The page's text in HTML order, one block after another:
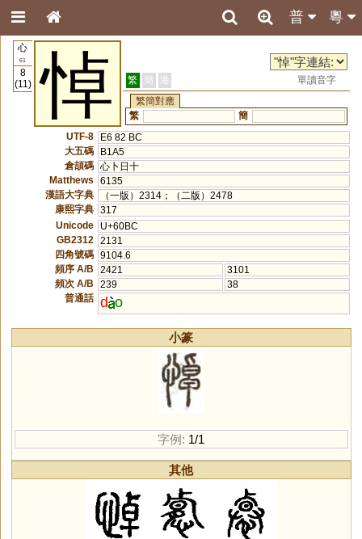
粵
普
心
61
8
(11)
悼 繁 簡 港
單讀音字
繁簡對應
繁
簡
UTF-8
E6 82 BC
大五碼
B1A5
倉頡碼 心卜日十
Matthews
6135
漢語大字典
（一版）2314；（二版）2478
康熙字典 317
Unicode
U+60BC
GB2312
2131
四角號碼 9104.6
頻序 A/B
2421
3101
頻次 A/B
239
38
普通話 d o
小篆
字例: 1/1
其他